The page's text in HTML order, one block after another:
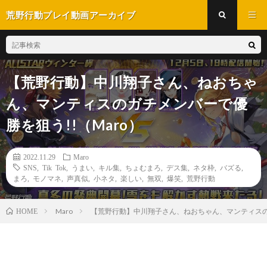
荒野行動プレイ動画アーカイブ
【荒野行動】中川翔子さん、ねおちゃ
ん、マンティスのガチメンバーで優
勝を狙う!!（Maro）
2022.11.29
Maro
SNS
Tik Tok うまい キル集 ちょむまろ デス集 ネタ枠 バズる
まろ
モノマネ 声真似 小ネタ 楽しい 無双 爆笑 荒野行動
HOME Maro 【荒野行動】中川翔子さん、ねおちゃん、マンティ